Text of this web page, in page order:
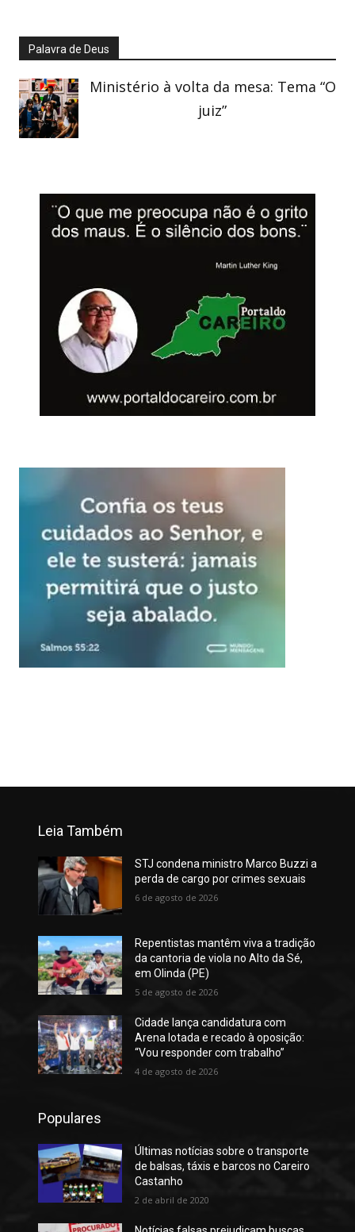
Palavra de Deus
Ministério à volta da mesa: Tema “O
juiz”
Leia Também
STJ condena ministro Marco Buzzi a
perda de cargo por crimes sexuais
6 de agosto de 2026
Repentistas mantêm viva a tradição
da cantoria de viola no Alto da Sé,
em Olinda (PE)
5 de agosto de 2026
Cidade lança candidatura com
Arena lotada e recado à oposição:
“Vou responder com trabalho”
4 de agosto de 2026
Populares
Últimas notícias sobre o transporte
de balsas, táxis e barcos no Careiro
Castanho
2 de abril de 2020